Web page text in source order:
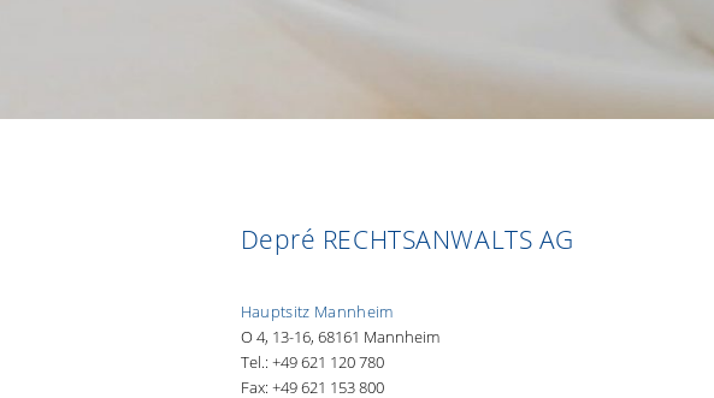
Depré RECHTSANWALTS AG
Hauptsitz Mannheim
O 4, 13-16, 68161 Mannheim
Tel.: +49 621 120 780
Fax: +49 621 153 800